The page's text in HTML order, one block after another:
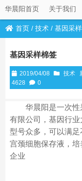
华晨阳首页 关于我们
首页 /技术 /基因采
基因采样棉签
2019/04/08 技术
4628
0
华晨阳是一次
有限公司，基因行
型号众多，可以满足
宫颈细胞保存液，
企业